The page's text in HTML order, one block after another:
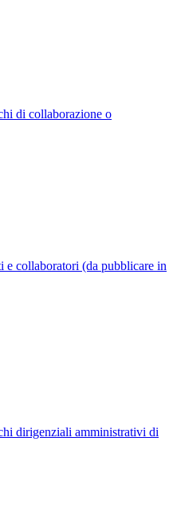
di collaborazione o
e collaboratori (da pubblicare in
dirigenziali amministrativi di